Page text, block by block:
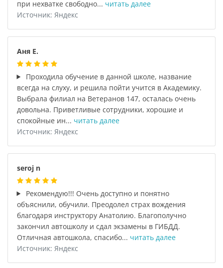
при нехватке свободно... читать далее
Источник: Яндекс
Аня Е.
Проходила обучение в данной школе, название
всегда на слуху, и решила пойти учится в Академику.
Выбрала филиал на Ветеранов 147, осталась очень
довольна. Приветливые сотрудники, хорошие и
спокойные ин... читать далее
Источник: Яндекс
seroj n
Рекомендую!!! Очень доступно и понятно
объяснили, обучили. Преодолел страх вождения
благодаря инструктору Анатолию. Благополучно
закончил автошколу и сдал экзамены в ГИБДД.
Отличная автошкола, спасибо... читать далее
Источник: Яндекс